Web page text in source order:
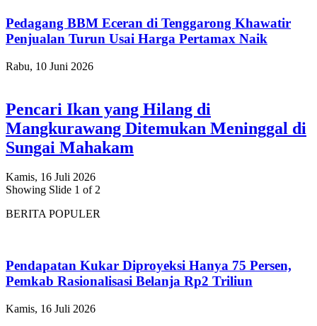
Pedagang BBM Eceran di Tenggarong Khawatir
Penjualan Turun Usai Harga Pertamax Naik
Rabu, 10 Juni 2026
Pencari Ikan yang Hilang di
Mangkurawang Ditemukan Meninggal di
Sungai Mahakam
Kamis, 16 Juli 2026
Showing Slide 1 of 2
BERITA POPULER
Pendapatan Kukar Diproyeksi Hanya 75 Persen,
Pemkab Rasionalisasi Belanja Rp2 Triliun
Kamis, 16 Juli 2026